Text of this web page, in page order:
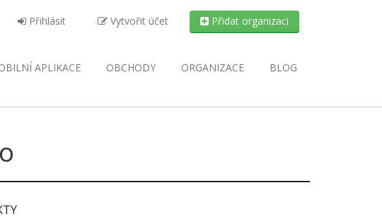
Přihlásit Vytvořit účet Přidat organizaci
APLIKACE OBCHODY ORGANIZACE BLOG